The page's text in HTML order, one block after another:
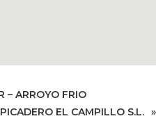
– ARROYO FRIO
PICADERO EL CAMPILLO S.L. »